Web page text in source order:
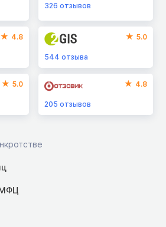
326отзывов
4.8 5.0
544отзыва
5.0 4.8
205отзывов
МФЦ